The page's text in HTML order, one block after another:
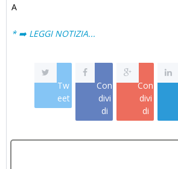
A
* ➡️ LEGGI NOTIZIA...
Tw
eet
Con
divi
di
Con
divi
di